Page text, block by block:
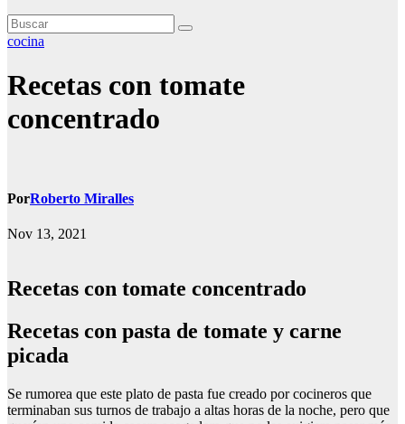
cocina
Recetas con tomate
concentrado
PorRoberto Miralles
Nov 13, 2021
Recetas con tomate concentrado
Recetas con pasta de tomate y carne
picada
Se rumorea que este plato de pasta fue creado por cocineros que
terminaban sus turnos de trabajo a altas horas de la noche, pero que